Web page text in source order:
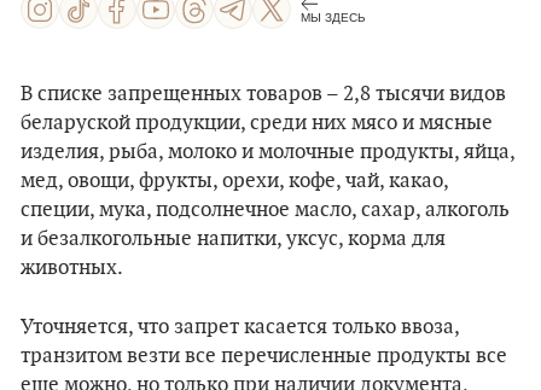
МЫ ЗДЕСЬ
В списке запрещенных товаров – 2,8 тысячи видов
беларуской продукции, среди них мясо и мясные
изделия, рыба, молоко и молочные продукты, яйца,
мед, овощи, фрукты, орехи, кофе, чай, какао,
специи, мука, подсолнечное масло, сахар, алкоголь
и безалкогольные напитки, уксус, корма для
животных.
Уточняется, что запрет касается только ввоза,
транзитом везти все перечисленные продукты все
еще можно, но только при наличии документа,